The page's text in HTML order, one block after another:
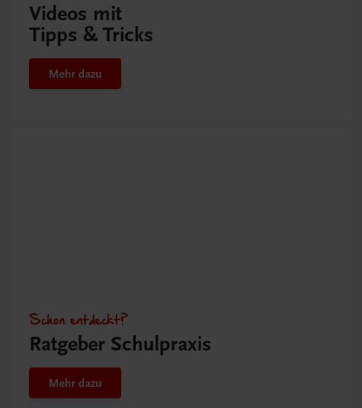
Videos mit
Tipps & Tricks
Mehr dazu
Schon entdeckt?
Ratgeber Schulpraxis
Mehr dazu